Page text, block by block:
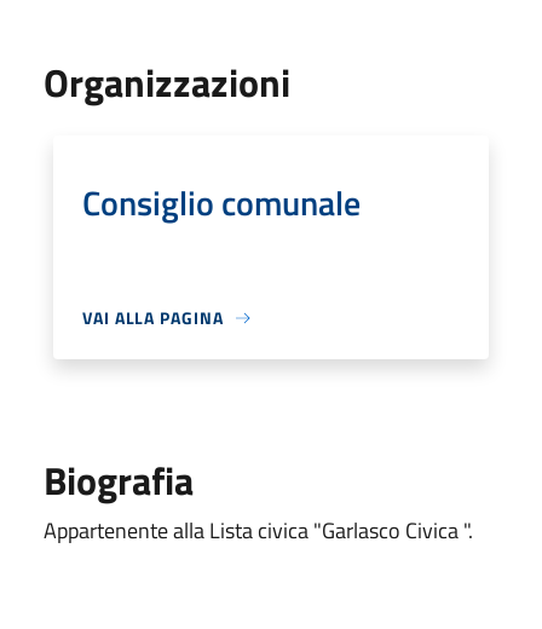
Organizzazioni
Consiglio comunale
VAI ALLA PAGINA
Biografia
Appartenente alla Lista civica "Garlasco Civica ".